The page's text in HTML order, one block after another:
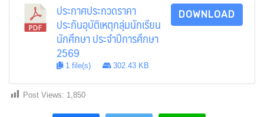
ประกาศประกวดราคา
ประกันอุบัติเหตุกลุ่มนักเรียน
นักศึกษา ประจำปีการศึกษา
2569
1 file(s) 302.43 KB
DOWNLOAD
Post Views: 1,850